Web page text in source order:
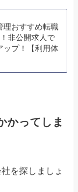
理おすすめ転職
非公開求人で
ップ！【利用体
かってしま
を探しましょ